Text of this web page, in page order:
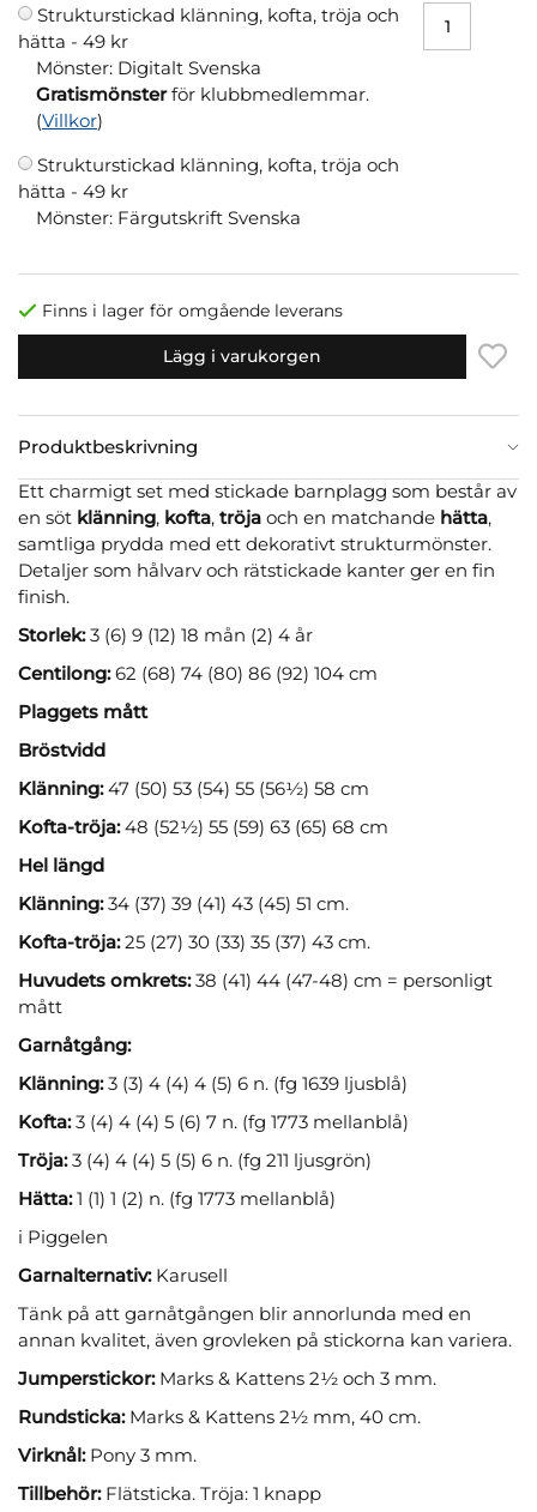
Strukturstickad klänning, kofta, tröja och
hätta - 49 kr
Mönster: Digitalt Svenska
Gratismönsterför klubbmedlemmar.
(Villkor)
Strukturstickad klänning, kofta, tröja och
hätta - 49 kr
Mönster: Färgutskrift Svenska
Finns i lager för omgående leverans
Lägg i varukorgen
Produktbeskrivning
Ett charmigt set med stickade barnplagg som består av
en söt klänning, kofta, tröja och en matchande hätta,
samtliga prydda med ett dekorativt strukturmönster.
Detaljer som hålvarv och rätstickade kanter ger en fin
finish.
Storlek:3 (6) 9 (12) 18 mån (2) 4 år
Centilong:62 (68) 74 (80) 86 (92) 104 cm
Plaggets mått
Bröstvidd
Klänning:47 (50) 53 (54) 55 (56½) 58 cm
Kofta-tröja:48 (52½) 55 (59) 63 (65) 68 cm
Hel längd
Klänning:34 (37) 39 (41) 43 (45) 51 cm.
Kofta-tröja:25 (27) 30 (33) 35 (37) 43 cm.
Huvudets omkrets:38 (41) 44 (47-48) cm = personligt
mått
Garnåtgång:
Klänning:3 (3) 4 (4) 4 (5) 6 n. (fg 1639 ljusblå)
Kofta:3 (4) 4 (4) 5 (6) 7 n. (fg 1773 mellanblå)
Tröja:3 (4) 4 (4) 5 (5) 6 n. (fg 211 ljusgrön)
Hätta:1 (1) 1 (2) n. (fg 1773 mellanblå)
i Piggelen
Garnalternativ: Karusell
Tänk på att garnåtgången blir annorlunda med en
annan kvalitet, även grovleken på stickorna kan variera.
Jumperstickor:Marks & Kattens 2½ och 3 mm.
Rundsticka:Marks & Kattens 2½ mm, 40 cm.
Virknål:Pony 3 mm.
Tillbehör:Flätsticka. Tröja: 1 knapp